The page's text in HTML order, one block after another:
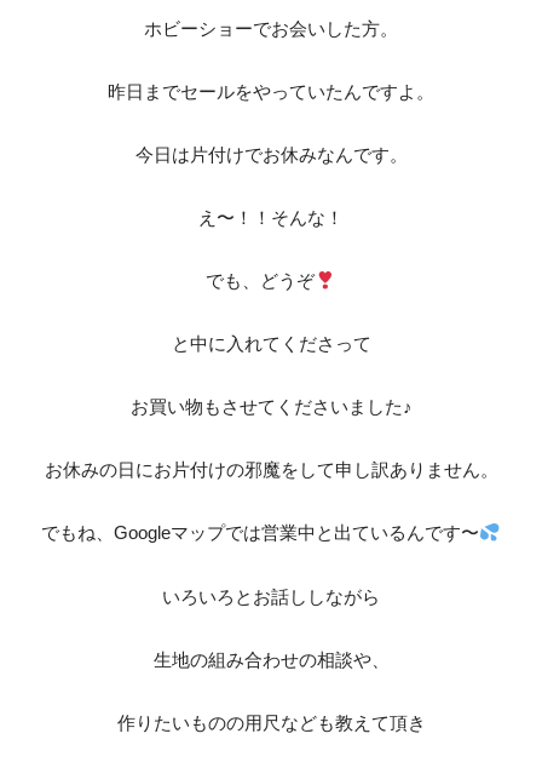
ホビーショーでお会いした方。
昨日までセールをやっていたんですよ。
今日は片付けでお休みなんです。
え〜！！そんな！
でも、どうぞ
と中に入れてくださって
お買い物もさせてくださいました♪
お休みの日にお片付けの邪魔をして申し訳ありません。
でもね、Googleマップでは営業中と出ているんです〜
いろいろとお話ししながら
生地の組み合わせの相談や、
作りたいものの用尺なども教えて頂き